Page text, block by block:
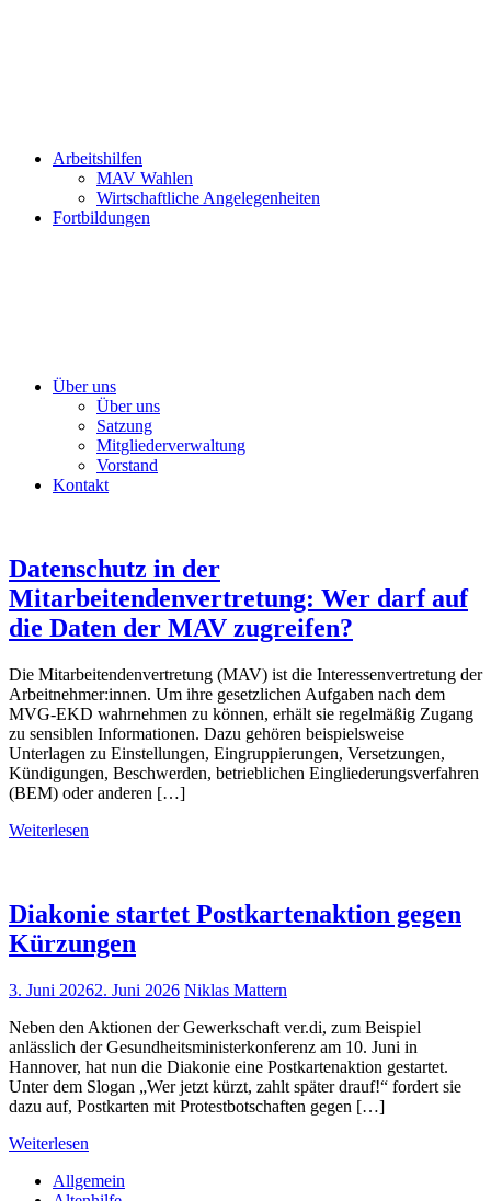
Arbeitshilfen
MAV Wahlen
Wirtschaftliche Angelegenheiten
Fortbildungen
Über uns
Über uns
Satzung
Mitgliederverwaltung
Vorstand
Kontakt
Datenschutz in der
Mitarbeitendenvertretung: Wer darf auf
die Daten der MAV zugreifen?
Die Mitarbeitendenvertretung (MAV) ist die Interessenvertretung der
Arbeitnehmer:innen. Um ihre gesetzlichen Aufgaben nach dem
MVG-EKD wahrnehmen zu können, erhält sie regelmäßig Zugang
zu sensiblen Informationen. Dazu gehören beispielsweise
Unterlagen zu Einstellungen, Eingruppierungen, Versetzungen,
Kündigungen, Beschwerden, betrieblichen Eingliederungsverfahren
(BEM) oder anderen […]
Weiterlesen
Diakonie startet Postkartenaktion gegen
Kürzungen
3. Juni 20262. Juni 2026 Niklas Mattern
Neben den Aktionen der Gewerkschaft ver.di, zum Beispiel
anlässlich der Gesundheitsministerkonferenz am 10. Juni in
Hannover, hat nun die Diakonie eine Postkartenaktion gestartet.
Unter dem Slogan „Wer jetzt kürzt, zahlt später drauf!“ fordert sie
dazu auf, Postkarten mit Protestbotschaften gegen […]
Weiterlesen
Allgemein